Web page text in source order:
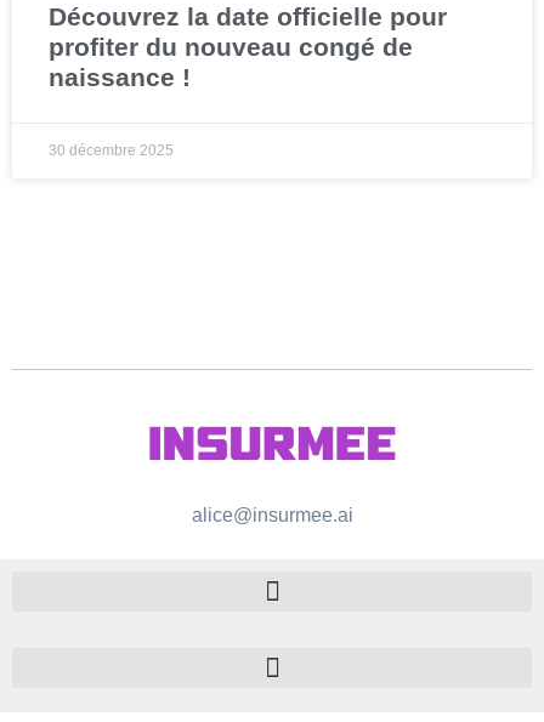
Découvrez la date officielle pour
profiter du nouveau congé de
naissance !
30 décembre 2025
alice@insurmee.ai